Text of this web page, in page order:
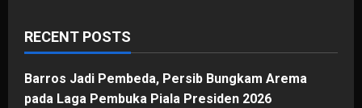
RECENT POSTS
Barros Jadi Pembeda, Persib Bungkam Arema
pada Laga Pembuka Piala Presiden 2026